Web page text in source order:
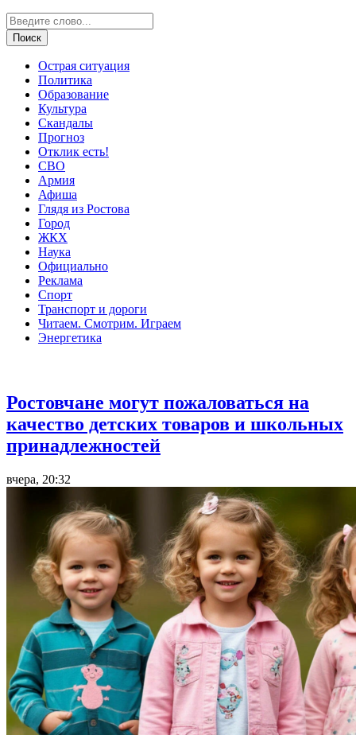
Острая ситуация
Политика
Образование
Культура
Скандалы
Прогноз
Отклик есть!
СВО
Армия
Афиша
Глядя из Ростова
Город
ЖКХ
Наука
Официально
Реклама
Спорт
Транспорт и дороги
Читаем. Смотрим. Играем
Энергетика
Ростовчане могут пожаловаться на
качество детских товаров и школьных
принадлежностей
вчера, 20:32